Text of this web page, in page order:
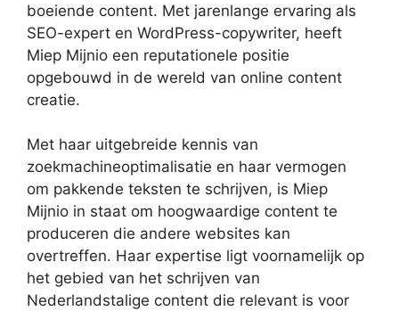
boeiende content. Met jarenlange ervaring als
SEO-expert en WordPress-copywriter, heeft
Miep Mijnio een reputationele positie
opgebouwd in de wereld van online content
creatie.
Met haar uitgebreide kennis van
zoekmachineoptimalisatie en haar vermogen
om pakkende teksten te schrijven, is Miep
Mijnio in staat om hoogwaardige content te
produceren die andere websites kan
overtreffen. Haar expertise ligt voornamelijk op
het gebied van het schrijven van
Nederlandstalige content die relevant is voor